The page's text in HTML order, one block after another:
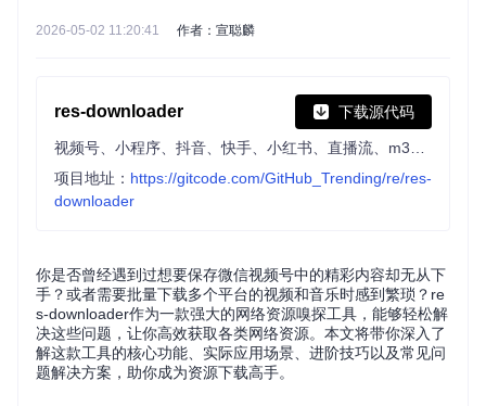
2026-05-02 11:20:41 作者：宣聪麟
res-downloader 下载源代码
项目地址： https://gitcode.com/GitHub_Trending/re/res-
downloader
你是否曾经遇到过想要保存微信视频号中的精彩内容却无从下
手？或者需要批量下载多个平台的视频和音乐时感到繁琐？re
s-downloader作为一款强大的网络资源嗅探工具，能够轻松解
决这些问题，让你高效获取各类网络资源。本文将带你深入了
解这款工具的核心功能、实际应用场景、进阶技巧以及常见问
题解决方案，助你成为资源下载高手。